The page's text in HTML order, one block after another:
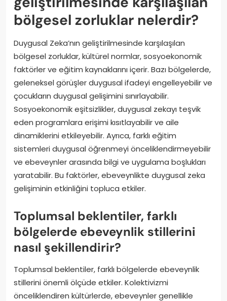
bölgesel zorluklar nelerdir?
Duygusal Zeka’nın geliştirilmesinde karşılaşılan
bölgesel zorluklar, kültürel normlar, sosyoekonomik
faktörler ve eğitim kaynaklarını içerir. Bazı bölgelerde,
geleneksel görüşler duygusal ifadeyi engelleyebilir ve
çocukların duygusal gelişimini sınırlayabilir.
Sosyoekonomik eşitsizlikler, duygusal zekayı teşvik
eden programlara erişimi kısıtlayabilir ve aile
dinamiklerini etkileyebilir. Ayrıca, farklı eğitim
sistemleri duygusal öğrenmeyi önceliklendirmeyebilir
ve ebeveynler arasında bilgi ve uygulama boşlukları
yaratabilir. Bu faktörler, ebeveynlikte duygusal zeka
gelişiminin etkinliğini topluca etkiler.
Toplumsal beklentiler, farklı
bölgelerde ebeveynlik stillerini
nasıl şekillendirir?
Toplumsal beklentiler, farklı bölgelerde ebeveynlik
stillerini önemli ölçüde etkiler. Kolektivizmi
önceliklendiren kültürlerde, ebeveynler genellikle